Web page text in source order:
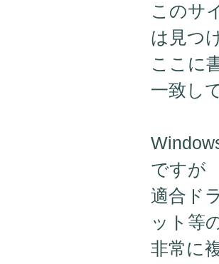
このサ
は見つ
ここに
一致し
ですが
適合ド
ット等
非常に